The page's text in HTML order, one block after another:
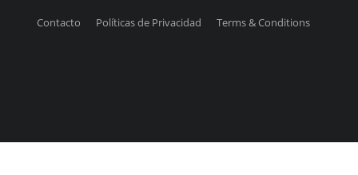
Contacto Políticas de Privacidad Terms & Conditions